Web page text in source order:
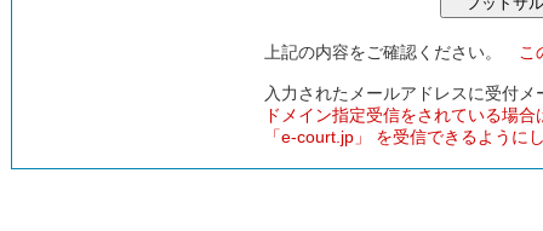
上記の内容をご確認ください。 こ
入力されたメールアドレスに受付
ドメイン指定受信をされている場合
「e-court.jp」 を受信できるように